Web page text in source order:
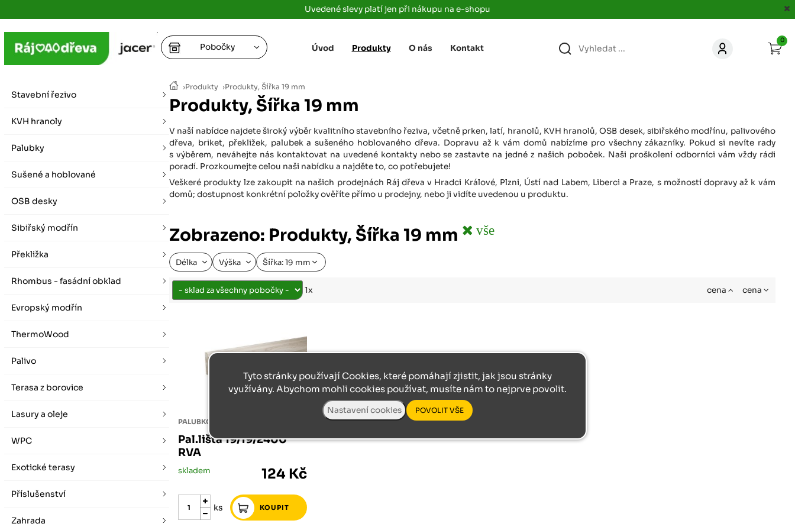
Uvedené slevy platí jen při nákupu na e-shopu
›Produkty ›Produkty, Šířka 19 mm
Produkty, Šířka 19 mm
V naší nabídce najdete široký výběr kvalitního stavebního řeziva, včetně prken, latí, hranolů, KVH hranolů, OSB desek, sibiřského modřínu, palivového
dřeva, briket, překližek, palubek a sušeného hoblovaného dřeva. Dopravu až k vám domů nabízíme pro všechny zákazníky. Pokud si nevíte rady
s výběrem, neváhejte nás kontaktovat na uvedené kontakty nebo se zastavte na jedné z našich poboček. Naši proškolení odborníci vám vždy rádi
poradí. Prozkoumejte celou naši nabídku a najděte to, co potřebujete!
Veškeré produkty lze zakoupit na našich prodejnách Ráj dřeva v Hradci Králové, Plzni, Ústí nad Labem, Liberci a Praze, s možností dopravy až k vám
domů; dostupnost konkrétní položky ověříte přímo u prodejny, nebo ji vidíte uvedenou u produktu.
Zobrazeno: Produkty, Šířka 19 mm vše
Délka Výška Šířka: 19 mm
1x cena cena
PALUBKOVÁ LIŠTA
Pal.lišta 19/19/2400
RVA
skladem 124 Kč
ks
Stavební řezivo
KVH hranoly
Palubky
Sušené a hoblované
OSB desky
Sibiřský modřín
Překližka
Rhombus - fasádní obklad
Evropský modřín
ThermoWood
Palivo
Terasa z borovice
Lasury a oleje
WPC
Exotické terasy
Příslušenství
Zahrada
Úvod Produkty O nás Kontakt
0
Pobočky
+
+
Letní otevírací doba (březen - říjen)
Po-Pá 07:00 - 16:00, So 08:00 - 12:00 (ne Liberec)
Zimní otevírací doba (listopad - únor)
Po-Pá 08:00 - 16:00, So 08:00 - 12:00 (ne Liberec)
vybírat zde
vybírat zde
Rovná 181
Březhrad, Hradec Králové, 503 32
rajdrevahradec
jacer.cz
KONTAKT
Praha
vybírat zde
Tůmovka 110
(Za čerpací stanicí TANK ONO)
Předboj, 250 72
+420 734 850 860
Plzeň 4, 301 00
Liberec
vybírat zde
Partyzánská
Tyto stránky používají Cookies, které pomáhají zjistit, jak jsou stránky
využívány. Abychom mohli cookies používat, musíte nám to nejprve povolit.